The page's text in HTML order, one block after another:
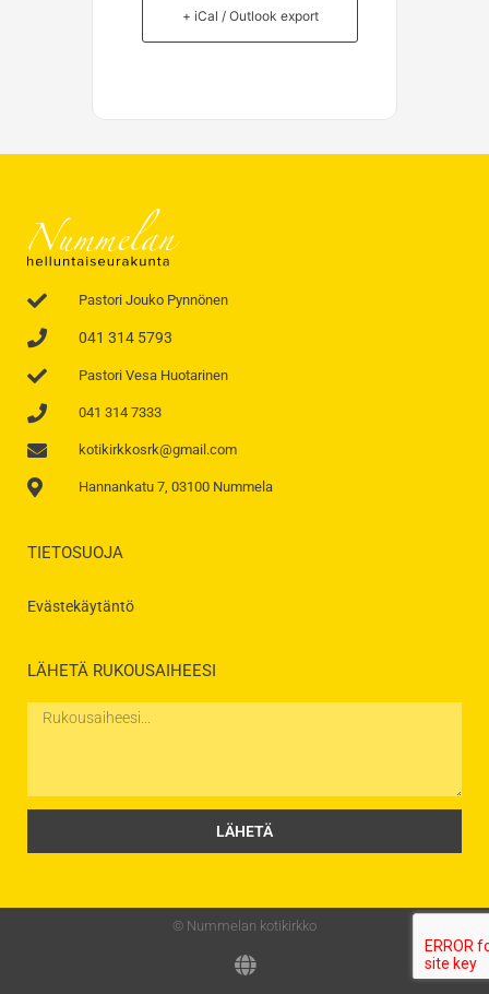
+ iCal / Outlook export
Pastori Jouko Pynnönen
041 314 5793
Pastori Vesa Huotarinen
041 314 7333
kotikirkkosrk@gmail.com
Hannankatu 7, 03100 Nummela
TIETOSUOJA
Evästekäytäntö
LÄHETÄ RUKOUSAIHEESI
Rukousaihe
LÄHETÄ
© Nummelan kotikirkko
G